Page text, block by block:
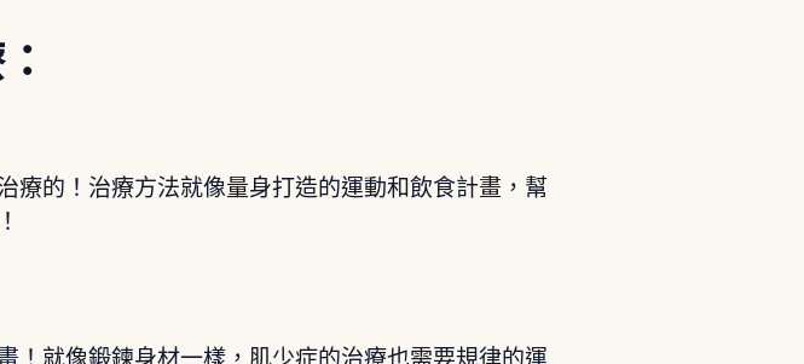
療的！治療方法就像量身打造的運動和飲食計畫，幫